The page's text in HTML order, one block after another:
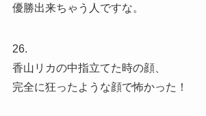
優勝出来ちゃう人ですな。
26.
香山リカの中指立てた時の顔、
完全に狂ったような顔で怖かった！